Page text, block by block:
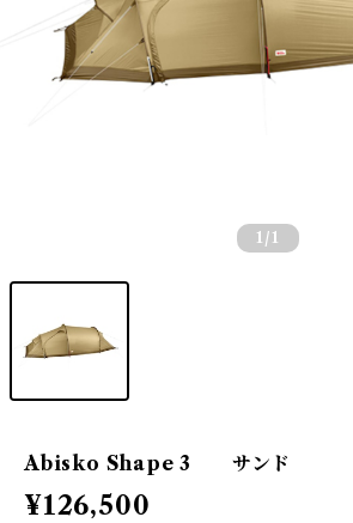
1 /1
Abisko Shape 3 サンド
¥126,500